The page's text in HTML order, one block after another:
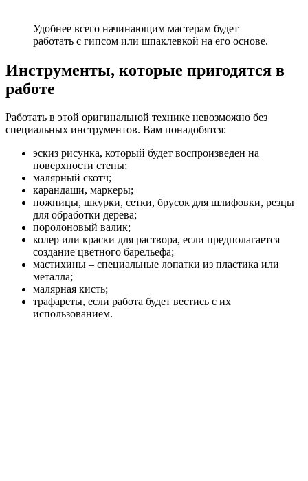
Удобнее всего начинающим мастерам будет
работать с гипсом или шпаклевкой на его основе.
Инструменты, которые пригодятся в
работе
Работать в этой оригинальной технике невозможно без
специальных инструментов. Вам понадобятся:
эскиз рисунка, который будет воспроизведен на
поверхности стены;
малярный скотч;
карандаши, маркеры;
ножницы, шкурки, сетки, брусок для шлифовки, резцы
для обработки дерева;
поролоновый валик;
колер или краски для раствора, если предполагается
создание цветного барельефа;
мастихины – специальные лопатки из пластика или
металла;
малярная кисть;
трафареты, если работа будет вестись с их
использованием.